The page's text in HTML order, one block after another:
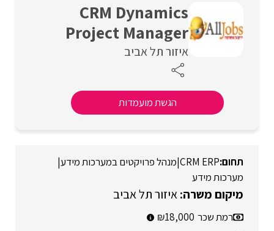
CRM Dynamics
Project Manager
איזור תל אביב
הגשת מועמדות
CRM ERP
|מנהל פרויקטים במערכות מידע|
מערכות מידע
איזור תל אביב
רמת שכר 18,000